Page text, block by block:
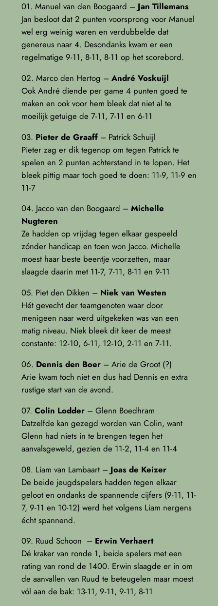
01. Manuel van den Boogaard – Jan Tillemans
Jan besloot dat 2 punten voorsprong voor Manuel
wel erg weinig waren en verdubbelde dat
genereus naar 4. Desondanks kwam er een
regelmatige 9-11, 8-11, 8-11 op het scorebord.
02. Marco den Hertog – André Voskuijl
Ook André diende per game 4 punten goed te
maken en ook voor hem bleek dat niet al te
moeilijk getuige de 7-11, 7-11 en 6-11
03. Pieter de Graaff– Patrick Schuijl
Pieter zag er dik tegenop om tegen Patrick te
spelen en 2 punten achterstand in te lopen. Het
bleek pittig maar toch goed te doen: 11-9, 11-9 en
11-7
04. Jacco van den Boogaard – Michelle
Nugteren
Ze hadden op vrijdag tegen elkaar gespeeld
zónder handicap en toen won Jacco. Michelle
moest haar beste beentje voorzetten, maar
slaagde daarin met 11-7, 7-11, 8-11 en 9-11
05. Piet den Dikken – Niek van Westen
Hét gevecht der teamgenoten waar door
menigeen naar werd uitgekeken was van een
matig niveau. Niek bleek dit keer de meest
constante: 12-10, 6-11, 12-10, 2-11 en 7-11.
06. Dennis den Boer– Arie de Groot (?)
Arie kwam toch niet en dus had Dennis en extra
rustige start van de avond.
07. Colin Lodder– Glenn Boedhram
Datzelfde kan gezegd worden van Colin, want
Glenn had niets in te brengen tegen het
aanvalsgeweld, gezien de 11-2, 11-4 en 11-4
08. Liam van Lambaart – Joas de Keizer
De beide jeugdspelers hadden tegen elkaar
geloot en ondanks de spannende cijfers (9-11, 11-
7, 9-11 en 10-12) werd het volgens Liam nergens
écht spannend.
09. Ruud Schoon – Erwin Verhaert
Dé kraker van ronde 1, beide spelers met een
rating van rond de 1400. Erwin slaagde er in om
de aanvallen van Ruud te beteugelen maar moest
vól aan de bak: 13-11, 9-11, 9-11, 8-11